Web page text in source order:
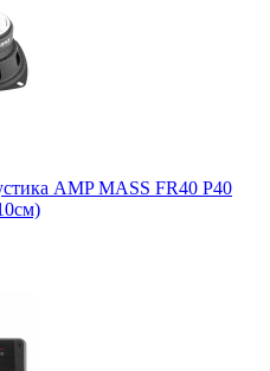
AMP MASS FR40 P40